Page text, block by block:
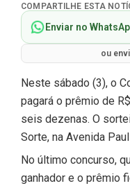
COMPARTILHE ESTA
Enviar no
ou
Neste sábado (3), o
pagará o prêmio de
seis dezenas. O
Sorte, na Avenida
No último concurso,
ganhador e o prêmio